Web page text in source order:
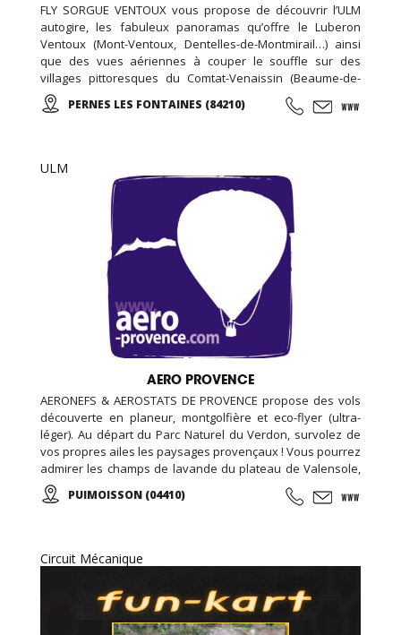
FLY SORGUE VENTOUX vous propose de découvrir l’ULM
autogire, les fabuleux panoramas qu’offre le Luberon
Ventoux (Mont-Ventoux, Dentelles-de-Montmirail…) ainsi
que des vues aériennes à couper le souffle sur des
villages pittoresques du Comtat-Venaissin (Beaume-de-
Venise, Le-Barroux, Bédoin, Crillon-le-Brave…), sur les
Monts-de-Vaucluse (Blauvac, Méthamis, Gordes, L’Isle sur
PERNES LES FONTAINES (84210)
ULM
AERO PROVENCE
AERONEFS & AEROSTATS DE PROVENCE propose des vols
découverte en planeur, montgolfière et eco-flyer (ultra-
léger). Au départ du Parc Naturel du Verdon, survolez de
vos propres ailes les paysages provençaux ! Vous pourrez
admirer les champs de lavande du plateau de Valensole,
le lac Sainte-Croix ou les gorges du Verdon tout en
apercevant les Alpes se dessiner à l’horizon… A tout âge,
PUIMOISSON (04410)
Circuit Mécanique